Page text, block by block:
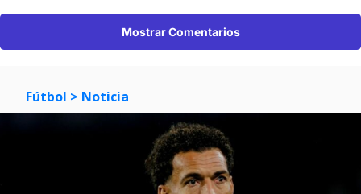
Mostrar Comentarios
Fútbol > Noticia